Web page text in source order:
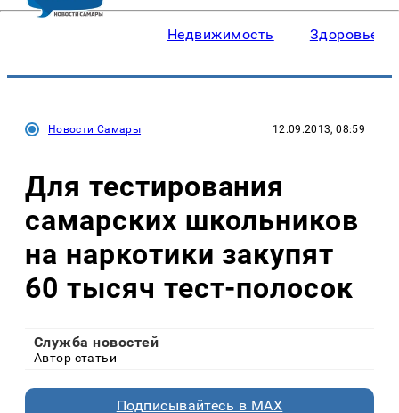
Недвижимость Здоровье
Новости Самары 12.09.2013, 08:59
Для тестирования
самарских школьников
на наркотики закупят
60 тысяч тест-полосок
Служба новостей
Автор статьи
Подписывайтесь в MAX